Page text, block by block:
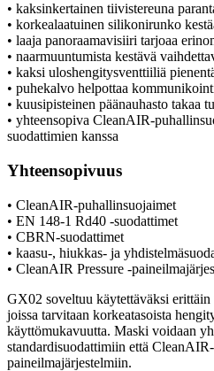
• kaksinkertainen tiivistereuna
• korkealaatuinen silikonirunko
• laaja panoraamavisiiri tarjoaa
• naarmuuntumista kestävä
• kaksi uloshengitysventtiiliä
• puhekalvo helpottaa
• kuusipisteinen päänauhasto takaa
• yhteensopiva CleanAIR-
suodattimien kanssa
Yhteensopivuus
• CleanAIR-puhallinsuojaimet
• EN 148-1 Rd40 -suodattimet
• CBRN-suodattimet
• kaasu-, hiukkas- ja
• CleanAIR Pressure -
GX02 soveltuu käytettäväksi erittäin
joissa tarvitaan korkeatasoista
käyttömukavuutta. Maski voidaan
standardisuodattimiin että
paineilmajärjestelmiin.